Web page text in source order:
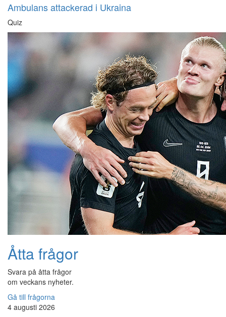
Ambulans attackerad i Ukraina
Quiz
Åtta frågor
Svara på åtta frågor
om veckans nyheter.
Gå till frågorna
4 augusti 2026